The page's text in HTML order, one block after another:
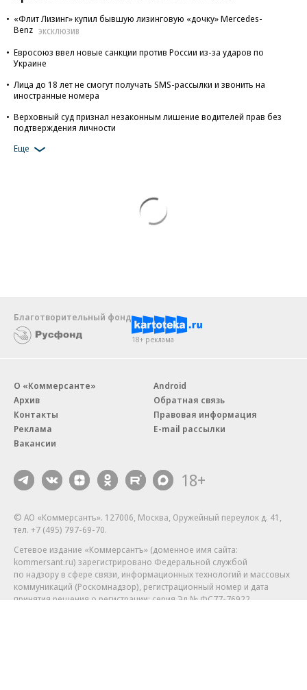
Газета "Коммерсантъ Украина" №223 от 21.12.2009, стр. 2
Картина дня
ФСБ задержала сотрудников нелегальных
криптообменников в Москва-Сити
Евросоюз ввел новые санкции против России из-за ударов по
Благотворительный фонд
18+ реклама
О «Коммерсанте»
Архив
Контакты
Реклама
Вакансии
Обратная связь
Правовая информация
E-mail рассылки